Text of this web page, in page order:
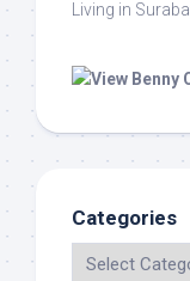
Living in
Categories